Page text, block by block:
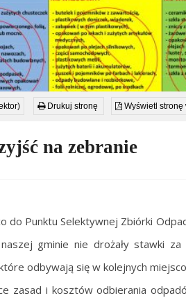
Drukuj stronę Wyświetl stronę
na zebranie
do Punktu Selektywnej Zbiórki
gminie nie drożały stawki
odbywają się w kolejnych
zasad i kosztów odbierania